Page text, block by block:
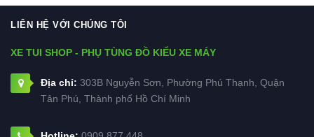
LIÊN HỆ VỚI CHÚNG TÔI
XE TUI SHOP - PHỤ TÙNG ĐỒ KIỂU XE MÁY
Địa chỉ: 303B Nguyễn Sơn, Phường Phú Thạnh, Quận
Tân Phú, Thành phố Hồ Chí Minh